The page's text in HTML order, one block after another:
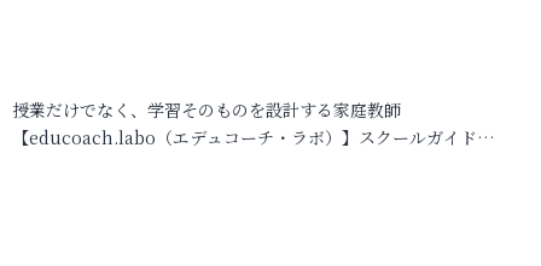
授業だけでなく、学習そのものを設計する家庭教師
【educoach.labo（エデュコーチ・ラボ）】スクールガイド…